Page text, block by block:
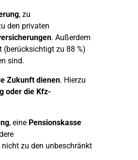
, zu
den privaten
. Außerdem
(berücksichtigt zu 88 %)
sind.
Zukunft dienen. Hierzu
oder die Kfz-
, eine Pensionskasse
zu den unbeschränkt